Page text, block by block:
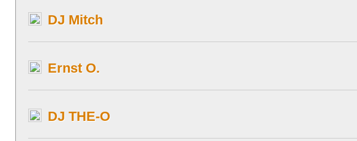
DJ Mitch
Ernst O.
DJ THE-O